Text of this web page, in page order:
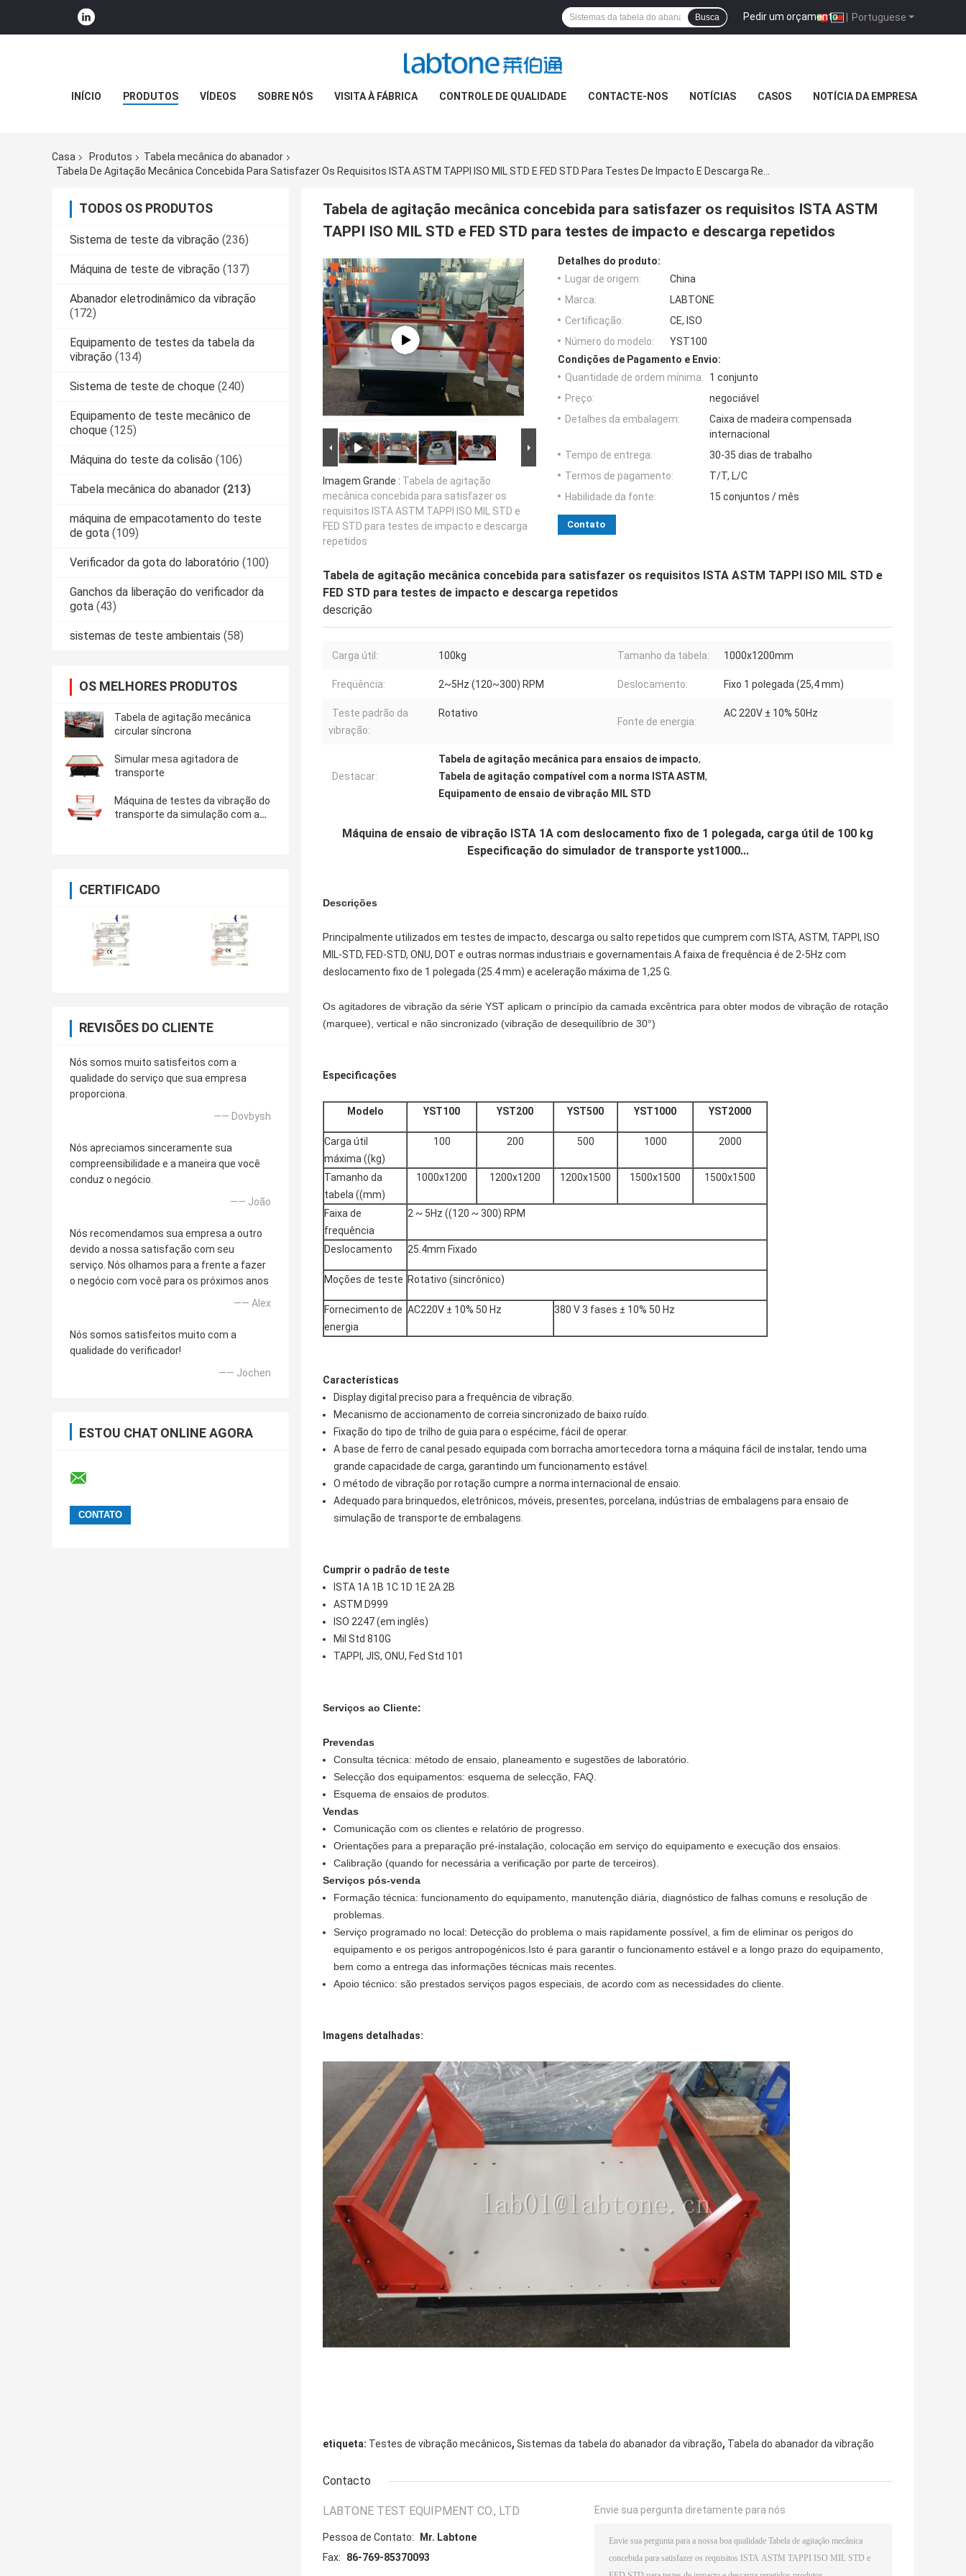
Portuguese
Pedir um orçamento |
Busca
INÍCIO PRODUTOS VÍDEOS SOBRE NÓS VISITA À FÁBRICA CONTROLE DE QUALIDADE CONTACTE-NOS NOTÍCIAS CASOS NOTÍCIA DA EMPRESA
Casa Produtos
Tabela mecânica do abanador
TODOS OS PRODUTOS
Sistema de teste da vibração (236)
Máquina de teste de vibração (137)
Abanador eletrodinâmico da vibração
(172)
Equipamento de testes da tabela da
vibração (134)
Sistema de teste de choque (240)
Equipamento de teste mecânico de
choque (125)
Máquina do teste da colisão (106)
Tabela mecânica do abanador (213)
máquina de empacotamento do teste
de gota (109)
Verificador da gota do laboratório (100)
Ganchos da liberação do verificador da
gota (43)
sistemas de teste ambientais (58)
OS MELHORES PRODUTOS
Tabela de agitação mecânica
circular síncrona
Simular mesa agitadora de
transporte
Máquina de testes da vibração do
transporte da simulação com a
CERTIFICADO
REVISÕES DO CLIENTE
Nós somos muito satisfeitos com a
qualidade do serviço que sua empresa
proporciona.
—— Dovbysh
Nós apreciamos sinceramente sua
compreensibilidade e a maneira que você
conduz o negócio.
—— João
Nós recomendamos sua empresa a outro
devido a nossa satisfação com seu
serviço. Nós olhamos para a frente a fazer
o negócio com você para os próximos anos
—— Alex
Nós somos satisfeitos muito com a
qualidade do verificador!
—— Jochen
ESTOU CHAT ONLINE AGORA
Tabela de agitação mecânica concebida para satisfazer os requisitos ISTA ASTM
TAPPI ISO MIL STD e FED STD para testes de impacto e descarga repetidos
Imagem Grande : Tabela de agitação
mecânica concebida para satisfazer os
requisitos ISTA ASTM TAPPI ISO MIL STD e
FED STD para testes de impacto e descarga
repetidos
Detalhes do produto:
Lugar de origem:
China
Marca:
LABTONE
Certificação:
CE, ISO
Número do modelo:
YST100
Condições de Pagamento e Envio:
Quantidade de ordem mínima:
1 conjunto
Preço:
negociável
Detalhes da embalagem:
Caixa de madeira compensada
internacional
Tempo de entrega:
30-35 dias de trabalho
Termos de pagamento:
T/T, L/C
Habilidade da fonte:
15 conjuntos / mês
Contato
Tabela de agitação mecânica concebida para satisfazer os requisitos ISTA ASTM TAPPI ISO MIL STD e
FED STD para testes de impacto e descarga repetidos
descrição
Carga útil: 100kg Tamanho da tabela: 1000x1200mm
Freqüência: 2~5Hz (120~300) RPM Deslocamento: Fixo 1 polegada (25,4 mm)
Teste padrão da
vibração:
Rotativo
Fonte de energia:
AC 220V ± 10% 50Hz
Destacar:
Tabela de agitação mecânica para ensaios de impacto,
Tabela de agitação compatível com a norma ISTA ASTM,
Equipamento de ensaio de vibração MIL STD
Máquina de ensaio de vibração ISTA 1A com deslocamento fixo de 1 polegada, carga útil de 100 kg
Especificação do simulador de transporte yst1000...
Descrições
Principalmente utilizados em testes de impacto, descarga ou salto repetidos que cumprem com ISTA, ASTM, TAPPI, ISO
MIL-STD, FED-STD, ONU, DOT e outras normas industriais e governamentais.A faixa de frequência é de 2-5Hz com
deslocamento fixo de 1 polegada (25.4 mm) e aceleração máxima de 1,25 G.
Os agitadores de vibração da série YST aplicam o princípio da camada excêntrica para obter modos de vibração de rotação
(marquee), vertical e não sincronizado (vibração de desequilíbrio de 30°)
Especificações
Modelo YST100 YST200 YST500 YST1000 YST2000
Carga útil
máxima ((kg)
100 200 500 1000 2000
Tamanho da
tabela ((mm)
1000x1200 1200x1200 1200x1500 1500x1500 1500x1500
Faixa de
frequência
2 ~ 5Hz ((120 ~ 300) RPM
Deslocamento 25.4mm Fixado
Moções de teste Rotativo (sincrônico)
Fornecimento de
energia
AC220V ± 10% 50 Hz 380 V 3 fases ± 10% 50 Hz
Características
Display digital preciso para a frequência de vibração.
Mecanismo de accionamento de correia sincronizado de baixo ruído.
Fixação do tipo de trilho de guia para o espécime, fácil de operar.
A base de ferro de canal pesado equipada com borracha amortecedora torna a máquina fácil de instalar, tendo uma
grande capacidade de carga, garantindo um funcionamento estável.
O método de vibração por rotação cumpre a norma internacional de ensaio.
Adequado para brinquedos, eletrônicos, móveis, presentes, porcelana, indústrias de embalagens para ensaio de
simulação de transporte de embalagens.
Cumprir o padrão de teste
ISTA 1A 1B 1C 1D 1E 2A 2B
ASTM D999
ISO 2247 (em inglês)
Mil Std 810G
TAPPI, JIS, ONU, Fed Std 101
Serviços ao Cliente:
Prevendas
Consulta técnica: método de ensaio, planeamento e sugestões de laboratório.
Selecção dos equipamentos: esquema de selecção, FAQ.
Esquema de ensaios de produtos.
Vendas
Comunicação com os clientes e relatório de progresso.
Orientações para a preparação pré-instalação, colocação em serviço do equipamento e execução dos ensaios.
Calibração (quando for necessária a verificação por parte de terceiros).
Serviços pós-venda
Formação técnica: funcionamento do equipamento, manutenção diária, diagnóstico de falhas comuns e resolução de
problemas.
Serviço programado no local: Detecção do problema o mais rapidamente possível, a fim de eliminar os perigos do
equipamento e os perigos antropogénicos.Isto é para garantir o funcionamento estável e a longo prazo do equipamento,
bem como a entrega das informações técnicas mais recentes.
Apoio técnico: são prestados serviços pagos especiais, de acordo com as necessidades do cliente.
Imagens detalhadas:
etiqueta: Testes de vibração mecânicos, Sistemas da tabela do abanador da vibração, Tabela do abanador da vibração
Contacto
LABTONE TEST EQUIPMENT CO., LTD
Pessoa de Contato:
Mr. Labtone
Fax:
86-769-85370093
Envie sua pergunta diretamente para nós